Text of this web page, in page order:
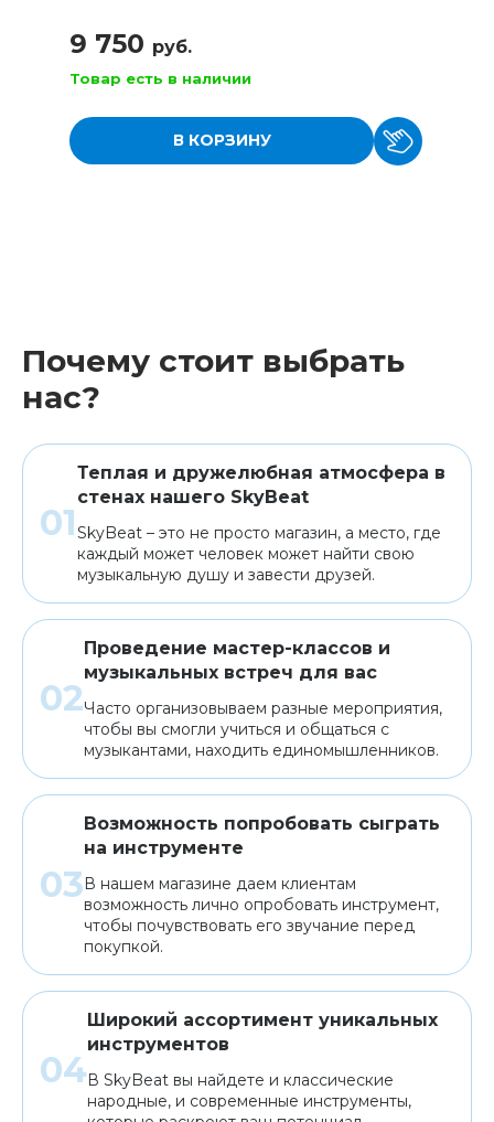
9 750 руб.
Товар есть в наличии
В КОРЗИНУ
Почему стоит выбрать
нас?
Теплая и дружелюбная атмосфера в
стенах нашего SkyBeat
SkyBeat – это не просто магазин, а место, где
каждый может человек может найти свою
музыкальную душу и завести друзей.
Проведение мастер-классов и
музыкальных встреч для вас
Часто организовываем разные мероприятия,
чтобы вы смогли учиться и общаться с
музыкантами, находить единомышленников.
Возможность попробовать сыграть
на инструменте
В нашем магазине даем клиентам
возможность лично опробовать инструмент,
чтобы почувствовать его звучание перед
покупкой.
Широкий ассортимент уникальных
инструментов
В SkyBeat вы найдете и классические
народные, и современные инструменты,